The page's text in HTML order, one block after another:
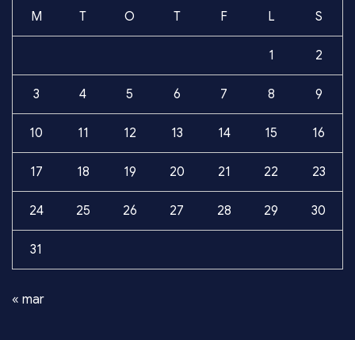
M T O T F L S
1 2
3 4 5 6 7 8 9
10 11 12 13 14 15 16
17 18 19 20 21 22 23
24 25 26 27 28 29 30
31
« mar